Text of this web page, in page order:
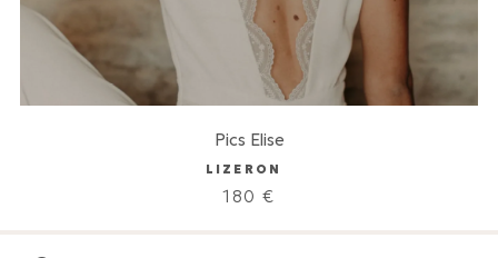
Pics Elise
LIZERON
180€